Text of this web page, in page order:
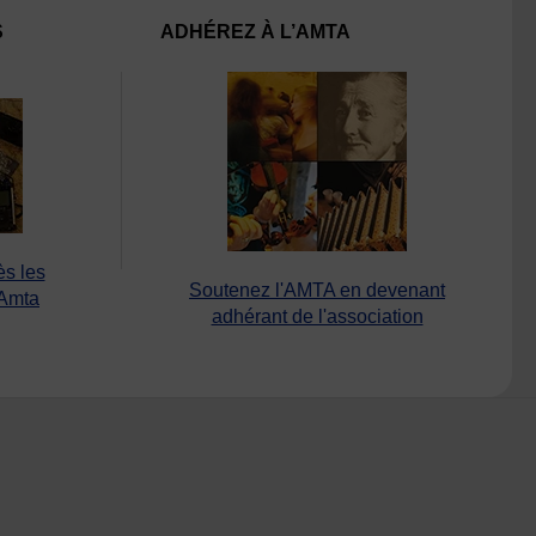
les
ADHÉREZ À L’AMTA
Soutenez l'AMTA en devenant
adhérant de l'association